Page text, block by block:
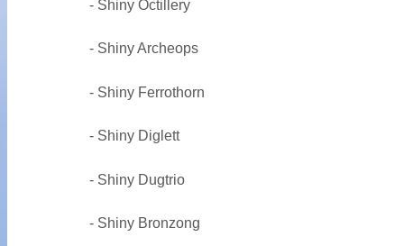
- Shiny Octillery
- Shiny Archeops
- Shiny Ferrothorn
- Shiny Diglett
- Shiny Dugtrio
- Shiny Bronzong